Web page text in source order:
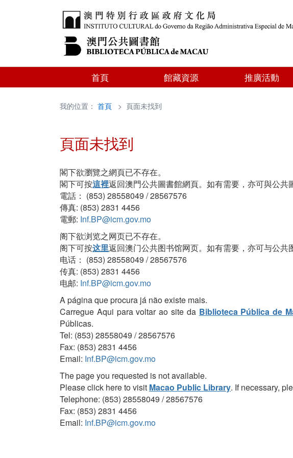
首頁 館藏資源 推廣活動
我的位置： 首頁 > 頁面未找到
頁面未找到
閣下欲瀏覽之網頁已不存在。
閣下可按這裡返回澳門公共圖書館網頁。如有需要，亦可與公共
電話： (853) 28558049 / 28567576
傳真: (853) 2831 4456
電郵: Inf.BP@icm.gov.mo
阁下欲浏览之网页已不存在。
阁下可按这里返回澳门公共图书馆网页。如有需要，亦可与公共
电话： (853) 28558049 / 28567576
传真: (853) 2831 4456
电邮: Inf.BP@icm.gov.mo
A página que procura já não existe mais.
Carregue Aqui para voltar ao site da Biblioteca Pública de
Públicas.
Tel: (853) 28558049 / 28567576
Fax: (853) 2831 4456
Email: Inf.BP@icm.gov.mo
The page you requested is not available.
Please click here to visit Macao Public Library. If necessary,
Telephone: (853) 28558049 / 28567576
Fax: (853) 2831 4456
Email: Inf.BP@icm.gov.mo